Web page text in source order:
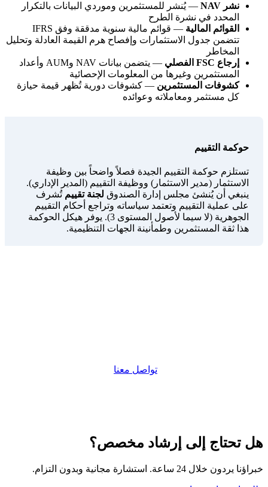
نشر NAV
— يُنشر للمستثمرين وموردي البيانات بالتكرار
المحدد في نشرة الطرح
القوائم المالية
— قوائم مالية سنوية مدققة وفق IFRS
تتضمن جدول الاستثمارات وإفصاح هرم القيمة العادلة وتحليل
المخاطر
إرجاع FSC الفصلي
— يتضمن بيانات NAV وAUM وأعداد
المستثمرين وغيرها من المعلومات الإحصائية
كشوفات المستثمرين — كشوفات دورية تُظهر قيمة حيازة
كل مستثمر ومعاملاته وعوائده
حوكمة التقييم
تستلزم حوكمة التقييم الجيدة فصلاً واضحاً بين وظيفة
الاستثمار (مدير الاستثمار) ووظيفة التقييم (المدير الإداري).
ينبغي أن يُنشئ مجلس إدارة الصندوق لجنة تقييم تُشرف
على عملية التقييم وتعتمد سياساته وتراجع أحكام التقييم
الجوهرية (لا سيما لأصول المستوى 3). يوفر هيكل الحوكمة
هذا ثقة المستثمرين وطمأنينة الجهات التنظيمية.
تواصل معنا
هل تحتاج إلى إرشاد مخصص؟
خبراؤنا يردون خلال 24 ساعة. استشارة مجانية وبدون التزام.